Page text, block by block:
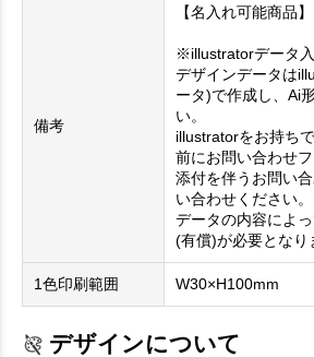
備考
【名入れ可能商品】
※illustratorデータ
デザインデータは
ータ)で作成し、Ai
い。
illustratorをお持ち
前にお問い合わせ
添付を伴うお問い
い合わせください。
データの内容によ
(有償)が必要となり
1色印刷範囲 W30×H100mm
デザインについて